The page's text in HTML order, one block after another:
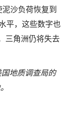
沙负荷恢复到
平，这些数字也
三角洲仍将失去
地质调查局的